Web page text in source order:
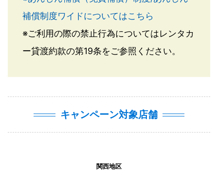
補償制度ワイドについてはこちら
※ご利用の際の禁止行為についてはレンタカ
ー貸渡約款の第19条をご参照ください。
キャンペーン対象店舗
関西地区